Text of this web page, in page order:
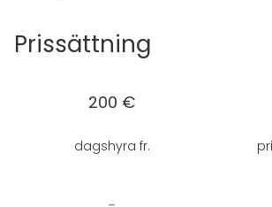
Prissättning
200 €
dagshyra fr.